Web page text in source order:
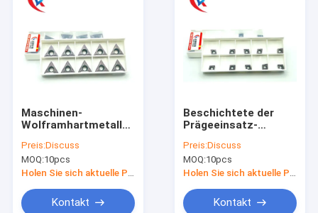
Produkte
Über uns
Fabrik-Ausflug
Nachrichten
Fordern Sie ein Zitat
Maschinen-
Wolframhartmetalleinsatz-
CNC-TCMT16T304
Preis:Discuss
MOQ:10pcs
Holen Sie sich aktuelle Preis
Kontakt
Beschichtete der
Prägeeinsatz-
CCMT060204, der
Pvd beendet
Preis:Discuss
MOQ:10pcs
Holen Sie sich aktuelle Preis
Kontakt